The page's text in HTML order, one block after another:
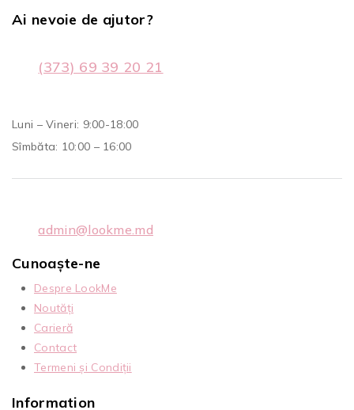
Ai nevoie de ajutor?
(373) 69 39 20 21
Luni – Vineri: 9:00-18:00
Sîmbăta: 10:00 – 16:00
admin@lookme.md
Cunoaște-ne
Despre LookMe
Noutăți
Carieră
Contact
Termeni și Condiții
Information